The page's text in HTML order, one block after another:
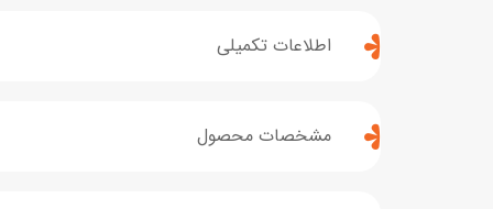
اطلاعات تکمیلی
مشخصات محصول